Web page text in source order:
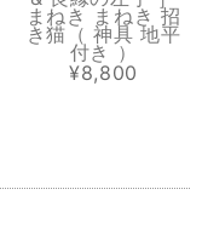
］ 2個セット 【 S 】
まねき まねき 招
き猫（ 神具 地平
付き ）
¥8,800